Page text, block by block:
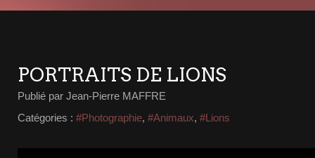
PORTRAITS DE LIONS
Publié par Jean-Pierre MAFFRE
Catégories : #Photographie, #Animaux, #Lions